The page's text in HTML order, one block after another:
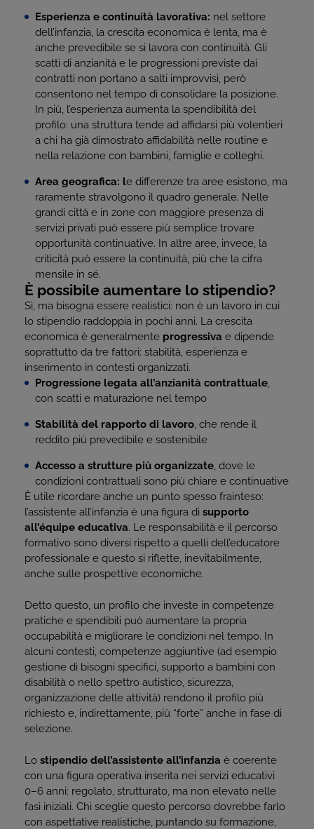
Esperienza e continuità lavorativa: nel settore
dell’infanzia, la crescita economica è lenta, ma è
anche prevedibile se si lavora con continuità. Gli
scatti di anzianità e le progressioni previste dai
contratti non portano a salti improvvisi, però
consentono nel tempo di consolidare la posizione.
In più, l’esperienza aumenta la spendibilità del
profilo: una struttura tende ad affidarsi più volentieri
a chi ha già dimostrato affidabilità nelle routine e
nella relazione con bambini, famiglie e colleghi.
Area geografica: le differenze tra aree esistono, ma
raramente stravolgono il quadro generale. Nelle
grandi città e in zone con maggiore presenza di
servizi privati può essere più semplice trovare
opportunità continuative. In altre aree, invece, la
criticità può essere la continuità, più che la cifra
mensile in sé.
È possibile aumentare lo stipendio?
Sì, ma bisogna essere realistici: non è un lavoro in cui
lo stipendio raddoppia in pochi anni. La crescita
economica è generalmente progressiva e dipende
soprattutto da tre fattori: stabilità, esperienza e
inserimento in contesti organizzati.
Progressione legata all’anzianità contrattuale,
con scatti e maturazione nel tempo
Stabilità del rapporto di lavoro, che rende il
reddito più prevedibile e sostenibile
Accesso a strutture più organizzate, dove le
condizioni contrattuali sono più chiare e continuative
È utile ricordare anche un punto spesso frainteso:
l’assistente all’infanzia è una figura di supporto
all’équipe educativa. Le responsabilità e il percorso
formativo sono diversi rispetto a quelli dell’educatore
professionale e questo si riflette, inevitabilmente,
anche sulle prospettive economiche.
Detto questo, un profilo che investe in competenze
pratiche e spendibili può aumentare la propria
occupabilità e migliorare le condizioni nel tempo. In
alcuni contesti, competenze aggiuntive (ad esempio
gestione di bisogni specifici, supporto a bambini con
disabilità o nello spettro autistico, sicurezza,
organizzazione delle attività) rendono il profilo più
richiesto e, indirettamente, più “forte” anche in fase di
selezione.
Lo stipendio dell’assistente all’infanzia è coerente
con una figura operativa inserita nei servizi educativi
0–6 anni: regolato, strutturato, ma non elevato nelle
fasi iniziali. Chi sceglie questo percorso dovrebbe farlo
con aspettative realistiche, puntando su formazione,